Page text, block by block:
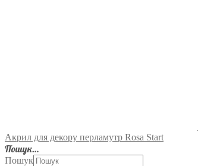
Акрил для декору перламутр Rosa Start
Пошук…
Пошук